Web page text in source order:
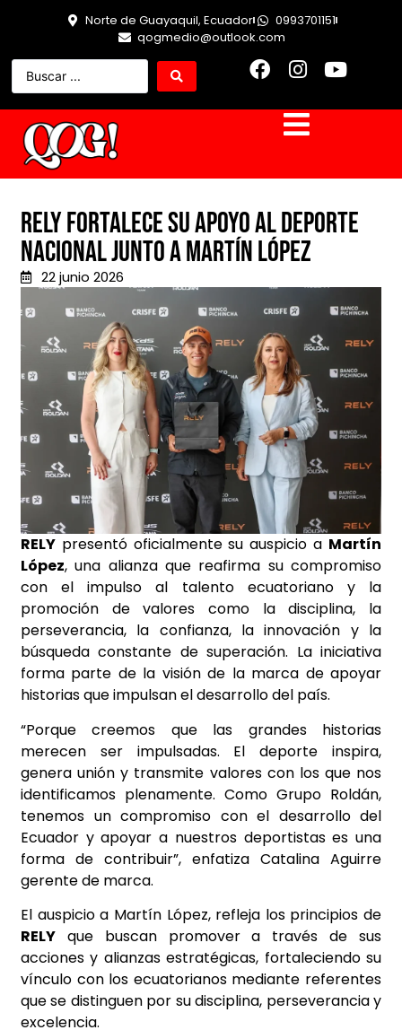
Norte de Guayaquil, Ecuador
0993701151
qogmedio@outlook.com
RELY FORTALECE SU APOYO AL DEPORTE
NACIONAL JUNTO A MARTÍN LÓPEZ
22 junio 2026
RELY presentó oficialmente su auspicio a Martín
López, una alianza que reafirma su compromiso
con el impulso al talento ecuatoriano y la
promoción de valores como la disciplina, la
perseverancia, la confianza, la innovación y la
búsqueda constante de superación. La iniciativa
forma parte de la visión de la marca de apoyar
historias que impulsan el desarrollo del país.
“Porque creemos que las grandes historias
merecen ser impulsadas. El deporte inspira,
genera unión y transmite valores con los que nos
identificamos plenamente. Como Grupo Roldán,
tenemos un compromiso con el desarrollo del
Ecuador y apoyar a nuestros deportistas es una
forma de contribuir”, enfatiza Catalina Aguirre
gerente de marca.
El auspicio a Martín López, refleja los principios de
RELY que buscan promover a través de sus
acciones y alianzas estratégicas, fortaleciendo su
vínculo con los ecuatorianos mediante referentes
que se distinguen por su disciplina, perseverancia y
excelencia.